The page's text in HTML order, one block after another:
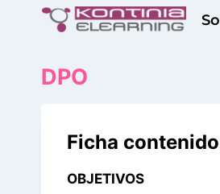
DPO
Ficha
OBJETIVOS